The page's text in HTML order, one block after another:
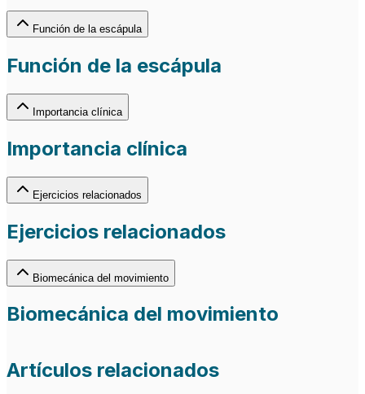
Función de la escápula
Función de la escápula
Importancia clínica
Importancia clínica
Ejercicios relacionados
Ejercicios relacionados
Biomecánica del movimiento
Biomecánica del movimiento
Artículos relacionados